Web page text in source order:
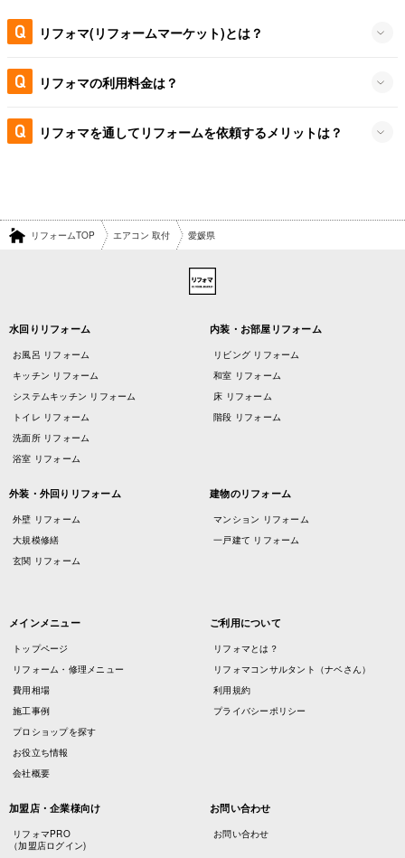
リフォマ(リフォームマーケット)とは？
リフォマの利用料金は？
リフォマを通してリフォームを依頼するメリットは？
リフォームTOP エアコン 取付 愛媛県
水回りリフォーム
お風呂 リフォーム
キッチン リフォーム
システムキッチン リフォーム
トイレ リフォーム
洗面所 リフォーム
浴室 リフォーム
内装・お部屋リフォーム
リビング リフォーム
和室 リフォーム
床 リフォーム
階段 リフォーム
外装・外回りリフォーム
外壁 リフォーム
大規模修繕
玄関 リフォーム
建物のリフォーム
マンション リフォーム
一戸建て リフォーム
メインメニュー
トップページ
リフォーム・修理メニュー
費用相場
施工事例
プロショップを探す
お役立ち情報
会社概要
ご利用について
リフォマとは？
リフォマコンサルタント（ナベさん）
利用規約
プライバシーポリシー
加盟店・企業様向け
リフォマPRO
（加盟店ログイン)
お問い合わせ
お問い合わせ